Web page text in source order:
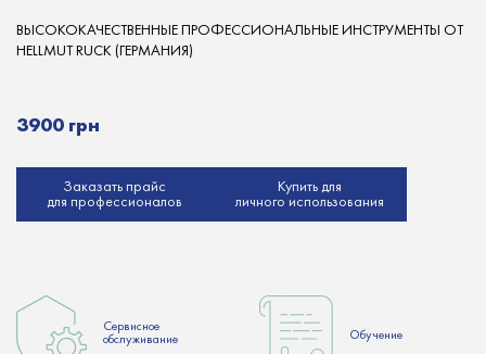
ВЫСОКОКАЧЕСТВЕННЫЕ ПРОФЕССИОНАЛЬНЫЕ ИНСТРУМЕНТЫ ОТ
HELLMUT RUCK (ГЕРМАНИЯ)
3900 грн
Заказать прайс
для профессионалов
Купить для
личного использования
Сервисное
обслуживание
Обучение